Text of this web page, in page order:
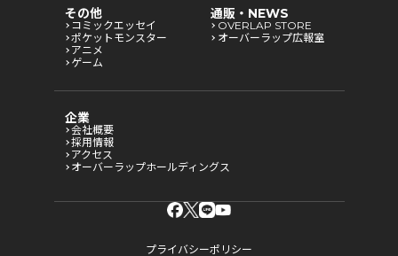
その他
コミックエッセイ
ポケットモンスター
アニメ
ゲーム
通販・NEWS
OVERLAP STORE
オーバーラップ広報室
企業
会社概要
採用情報
アクセス
オーバーラップホールディングス
プライバシーポリシー